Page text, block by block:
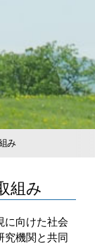
み
組み
に向けた社会
究機関と共同